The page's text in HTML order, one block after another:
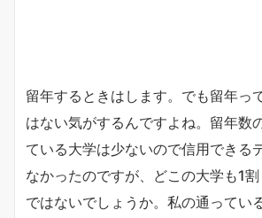
留年するときはします。でも留年っ
はない気がするんですよね。留年数
ている大学は少ないので信用できる
なかったのですが、どこの大学も1
ではないでしょうか。私の通ってい